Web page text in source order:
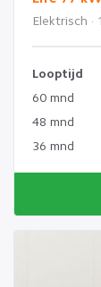
Elektrisch ·
Looptijd
60 mnd
48 mnd
36 mnd